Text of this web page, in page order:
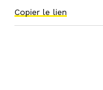
Copier le lien